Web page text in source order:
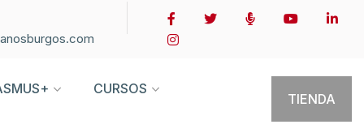
CURSOS
TIENDA